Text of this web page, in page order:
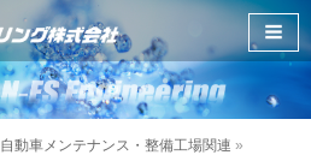
自動車メンテナンス・整備工場関連 »